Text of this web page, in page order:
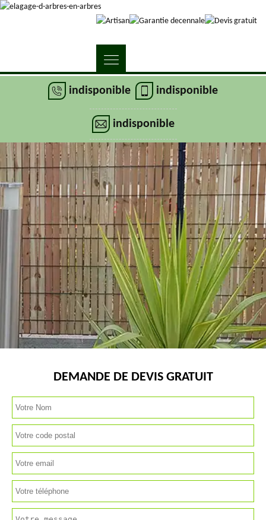
indisponible indisponible
indisponible
DEMANDE DE DEVIS GRATUIT